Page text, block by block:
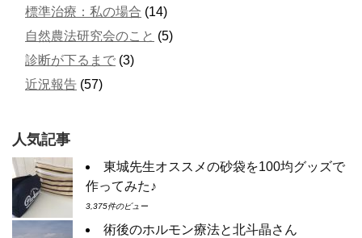
標準治療：私の場合 (14)
自然農法研究会のこと (5)
診断が下るまで (3)
近況報告 (57)
人気記事
東城先生オススメの砂袋を100均グッズで
作ってみた♪
3,375件のビュー
術後のホルモン療法と北斗晶さん